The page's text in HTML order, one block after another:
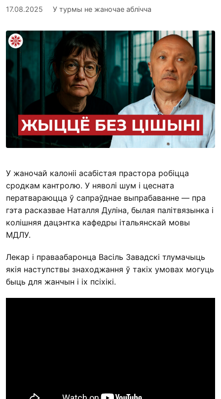
17.08.2025 У турмы не жаночае аблічча
У жаночай калоніі асабістая прастора робіцца
сродкам кантролю. У няволі шум і цесната
ператвараюцца ў сапраўднае выпрабаванне — пра
гэта расказвае Наталля Дуліна, былая палітвязынка і
колішняя дацэнтка кафедры італьянскай мовы
МДЛУ.
Лекар і праваабаронца Васіль Завадскі тлумачыць
якія наступствы знаходжання ў такіх умовах могуць
быць для жанчын і іх псіхікі.